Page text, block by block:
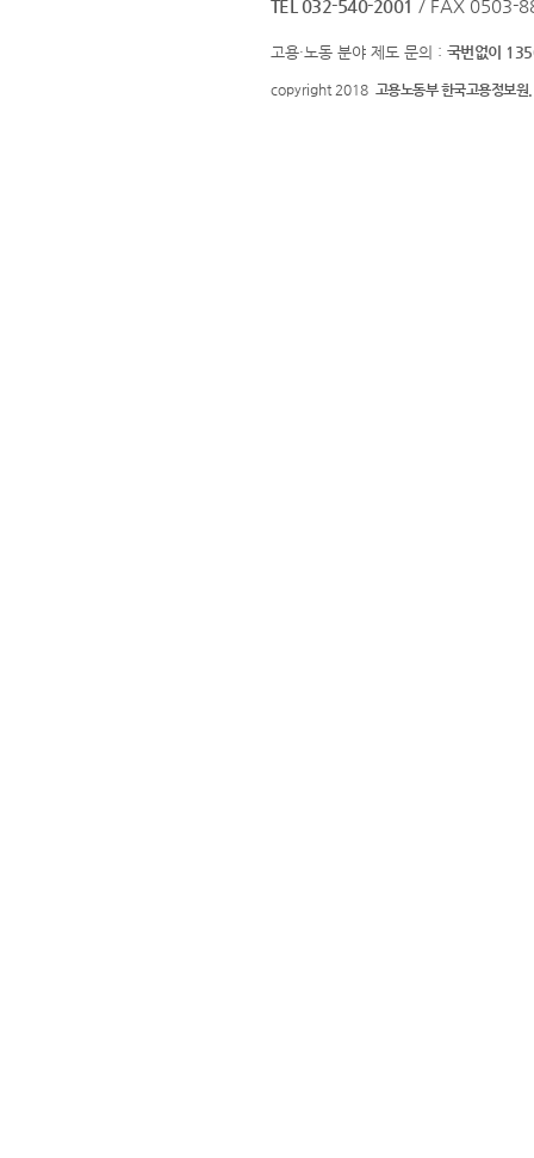
TEL 032-540-2001 / FAX 0503-
고용·노동 분야 제도 문의 : 국번없이
copyright 2018 고용노동부 한국고용정보원.